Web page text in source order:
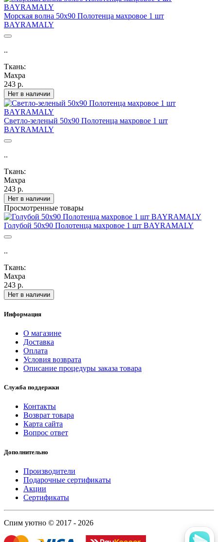
Морская волна 50х90 Полотенца махровое 1 шт
BAYRAMALY
..
Ткань:
Махра
243 р.
Нет в наличии
Светло-зеленый 50х90 Полотенца махровое 1 шт
BAYRAMALY
..
Ткань:
Махра
243 р.
Нет в наличии
Просмотренные товары
Голубой 50х90 Полотенца махровое 1 шт BAYRAMALY
..
Ткань:
Махра
243 р.
Нет в наличии
Информация
О магазине
Доставка
Оплата
Условия возврата
Описание процедуры заказа товара
Служба поддержки
Контакты
Возврат товара
Карта сайта
Вопрос ответ
Дополнительно
Производители
Подарочные сертификаты
Акции
Сертификаты
Спим уютно © 2017 - 2026